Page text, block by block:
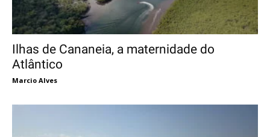
Ilhas de Cananeia, a maternidade do
Atlântico
Marcio Alves